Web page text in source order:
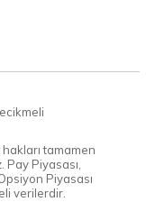
tamamen
Pay Piyasası,
Piyasası
verilerdir.